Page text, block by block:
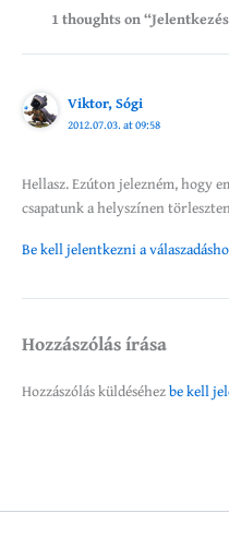
1 thoughts on
Viktor, Sógi
2012.07.03. at 09:58
Hellasz. Ezúton jelezném, hogy
csapatunk a helyszínen
Be kell jelentkezni a
Hozzászólás írása
Hozzászólás küldéséhezbe kell